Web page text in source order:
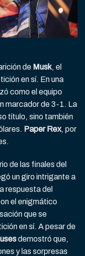
de Musk, el
en sí. En una
como el equipo
marcador de 3-1. La
título, sino también
Paper Rex, por
de las finales del
un giro intrigante a
respuesta del
el enigmático
que se
en sí. A pesar de
demostró que,
y las sorpresas